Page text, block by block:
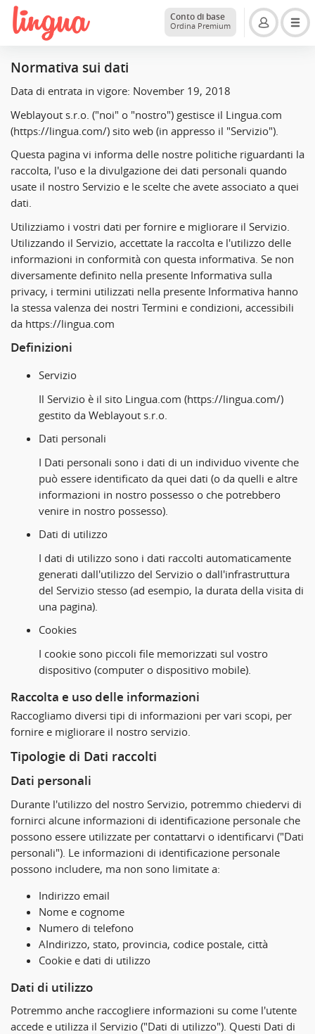
Conto di base
Ordina Premium
Normativa sui dati
Data di entrata in vigore: November 19, 2018
Weblayout s.r.o. ("noi" o "nostro") gestisce il Lingua.com
(https://lingua.com/) sito web (in appresso il "Servizio").
Questa pagina vi informa delle nostre politiche riguardanti la
raccolta, l'uso e la divulgazione dei dati personali quando
usate il nostro Servizio e le scelte che avete associato a quei
dati.
Utilizziamo i vostri dati per fornire e migliorare il Servizio.
Utilizzando il Servizio, accettate la raccolta e l'utilizzo delle
informazioni in conformità con questa informativa. Se non
diversamente definito nella presente Informativa sulla
privacy, i termini utilizzati nella presente Informativa hanno
la stessa valenza dei nostri Termini e condizioni, accessibili
da https://lingua.com
Definizioni
Servizio
Il Servizio è il sito Lingua.com (https://lingua.com/)
gestito da Weblayout s.r.o.
Dati personali
I Dati personali sono i dati di un individuo vivente che
può essere identificato da quei dati (o da quelli e altre
informazioni in nostro possesso o che potrebbero
venire in nostro possesso).
Dati di utilizzo
I dati di utilizzo sono i dati raccolti automaticamente
generati dall'utilizzo del Servizio o dall'infrastruttura
del Servizio stesso (ad esempio, la durata della visita di
una pagina).
Cookies
I cookie sono piccoli file memorizzati sul vostro
dispositivo (computer o dispositivo mobile).
Raccolta e uso delle informazioni
Raccogliamo diversi tipi di informazioni per vari scopi, per
fornire e migliorare il nostro servizio.
Tipologie di Dati raccolti
Dati personali
Durante l'utilizzo del nostro Servizio, potremmo chiedervi di
fornirci alcune informazioni di identificazione personale che
possono essere utilizzate per contattarvi o identificarvi ("Dati
personali"). Le informazioni di identificazione personale
possono includere, ma non sono limitate a:
Indirizzo email
Nome e cognome
Numero di telefono
AIndirizzo, stato, provincia, codice postale, città
Cookie e dati di utilizzo
Dati di utilizzo
Potremmo anche raccogliere informazioni su come l'utente
accede e utilizza il Servizio ("Dati di utilizzo"). Questi Dati di